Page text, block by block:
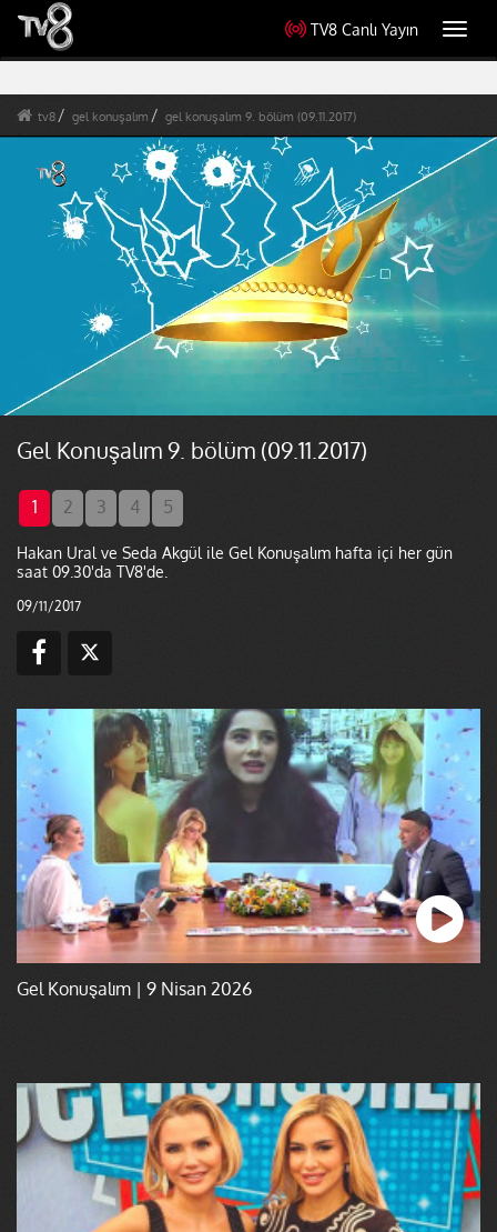
TV8 Canlı Yayın
tv8 gel konuşalım gel konuşalım 9. bölüm (09.11.2017)
Gel Konuşalım 9. bölüm (09.11.2017)
1 2 3 4 5
Hakan Ural ve Seda Akgül ile Gel Konuşalım hafta içi her gün
saat 09.30'da TV8'de.
09/11/2017
Gel Konuşalım | 9 Nisan 2026